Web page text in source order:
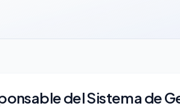
del Sistema de